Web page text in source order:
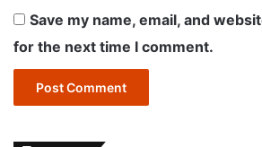
Save my name, email, and
for the next time I comment.